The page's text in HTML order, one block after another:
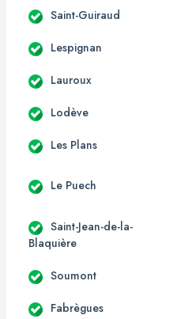
Saint-Guiraud
Lespignan
Lauroux
Lodève
Les Plans
Le Puech
Saint-Jean-de-la-
Blaquière
Soumont
Fabrègues